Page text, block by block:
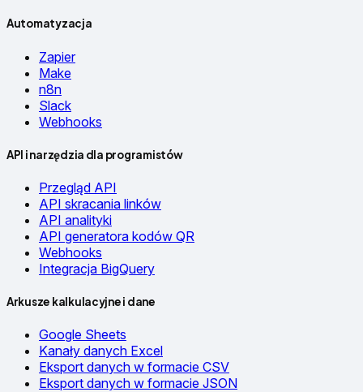
Automatyzacja
Zapier
Make
n8n
Slack
Webhooks
API i narzędzia dla programistów
Przegląd API
API skracania linków
API analityki
API generatora kodów QR
Webhooks
Integracja BigQuery
Arkusze kalkulacyjne i dane
Google Sheets
Kanały danych Excel
Eksport danych w formacie CSV
Eksport danych w formacie JSON